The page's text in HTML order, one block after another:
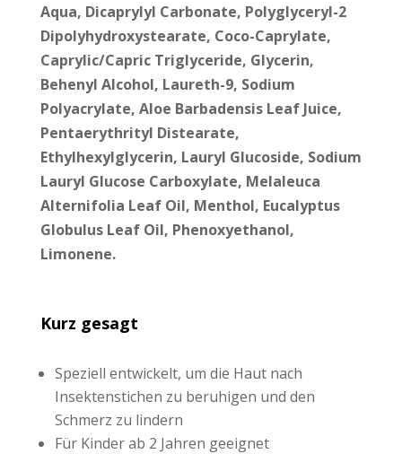
Aqua, Dicaprylyl Carbonate, Polyglyceryl-2
Dipolyhydroxystearate, Coco-Caprylate,
Caprylic/Capric Triglyceride, Glycerin,
Behenyl Alcohol, Laureth-9, Sodium
Polyacrylate, Aloe Barbadensis Leaf Juice,
Pentaerythrityl Distearate,
Ethylhexylglycerin, Lauryl Glucoside, Sodium
Lauryl Glucose Carboxylate, Melaleuca
Alternifolia Leaf Oil, Menthol, Eucalyptus
Globulus Leaf Oil, Phenoxyethanol,
Limonene.
Kurz gesagt
Speziell entwickelt, um die Haut nach
Insektenstichen zu beruhigen und den
Schmerz zu lindern
Für Kinder ab 2 Jahren geeignet